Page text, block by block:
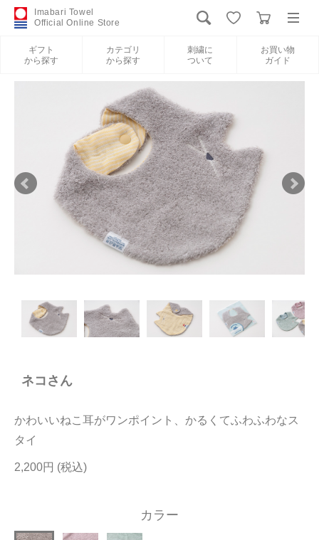
Imabari Towel
Official Online Store
ギフト
から探す
カテゴリ
から探す
刺繍に
ついて
お買い物
ガイド
新規会員登録
カテゴリから探す
刺繍について
当サイトについて
店舗リスト
ヘルプ
大量購入・法人向けの購入の方は
ネコさん
かわいいねこ耳がワンポイント、かるくてふわふわなス
タイ
2,200円
カラー